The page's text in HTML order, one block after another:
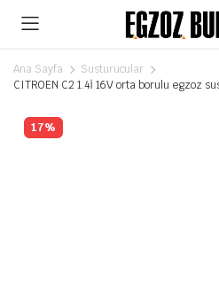
Ana Sayfa
Susturucular
CITROEN C2 1.4İ 16V orta borulu egzoz
17%